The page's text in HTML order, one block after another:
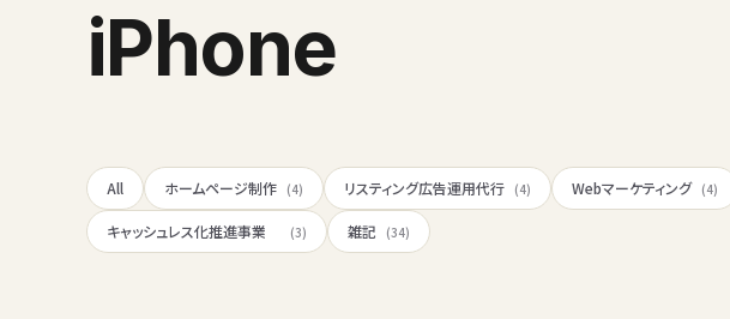
iPhone
All ホームページ制作 (4) リスティング広告運用代行 (4) Webマーケティング (4)
キャッシュレス化推進事業 (3) 雑記 (34)